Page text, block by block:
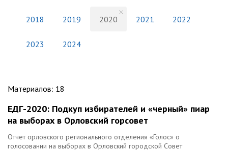
2018 2019 2020 2021 2022
2023 2024
Материалов: 18
ЕДГ-2020: Подкуп избирателей и «черный» пиар
на выборах в Орловский горсовет
Отчет орловского регионального отделения «Голос» о
голосовании на выборах в Орловский городской Совет